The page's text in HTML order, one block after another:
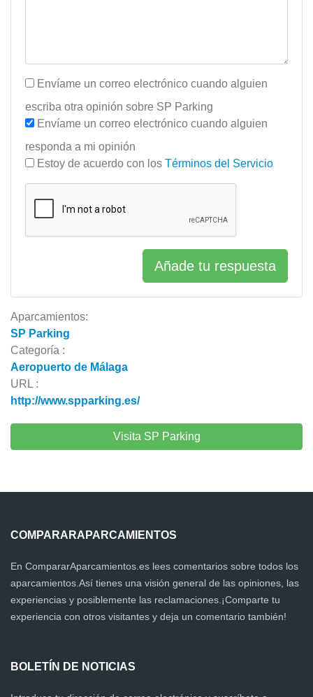
Aparcamientos:
SP Parking
Categoría :
Aeropuerto de Málaga
URL :
http://www.spparking.es/
Visita SP Parking
Envíame un correo electrónico cuando alguien
escriba otra opinión sobre SP Parking
Envíame un correo electrónico cuando alguien
responda a mi opinión
Estoy de acuerdo con los Términos del Servicio
Añade tu respuesta
COMPARARAPARCAMIENTOS
En CompararAparcamientos.es lees comentarios sobre todos los
aparcamientos.Así tienes una visión general de las opiniones, las
experiencias y posiblemente las reclamaciones.¡Comparte tu
experiencia con otros visitantes y deja un comentario también!
BOLETÍN DE NOTICIAS